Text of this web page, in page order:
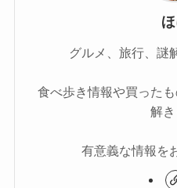
グルメ、旅行、謎
食べ歩き情報や買った
解き
有意義な情報を